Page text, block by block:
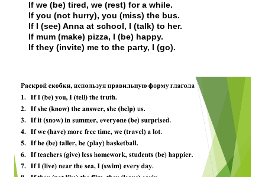
If we (be) tired, we (rest) for a while.
If you (not hurry), you (miss) the bus.
If I (see) Anna at school, I (talk) to her.
If mum (make) pizza, I (be) happy.
If they (invite) me to the party, I (go).